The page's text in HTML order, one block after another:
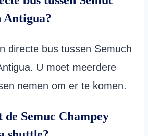
Antigua?
directe bus tussen Semuch
U moet meerdere
nemen om er te komen.
de Semuc Champey